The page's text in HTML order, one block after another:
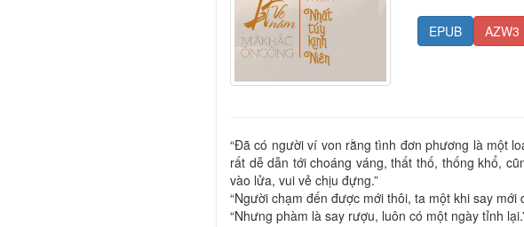
EPUB AZW3
“Đã có người ví von rằng tình đơn phương là một
rất dễ dẫn tới choáng váng, thất thố, thống khổ,
vào lửa, vui vẻ chịu đựng.”
“Người chạm đến được mới thôi, ta một khi say mới
“Nhưng phàm là say rượu, luôn có một ngày tỉnh